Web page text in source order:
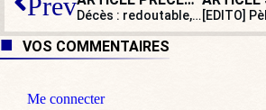
Prev Décès : redoutable, madré et attachant, Jean-Claude Gaudin n’est plus
VOS COMMENTAIRES
Me connecter